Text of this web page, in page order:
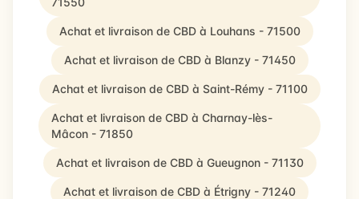
Achat et livraison de CBD à Louhans - 71500
Achat et livraison de CBD à Blanzy - 71450
Achat et livraison de CBD à Saint-Rémy - 71100
Achat et livraison de CBD à Charnay-lès-
Mâcon - 71850
Achat et livraison de CBD à Gueugnon - 71130
Achat et livraison de CBD à Étrigny - 71240